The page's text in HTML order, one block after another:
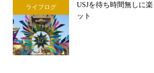
ライフログ
USJを待ち時間無しに
ット